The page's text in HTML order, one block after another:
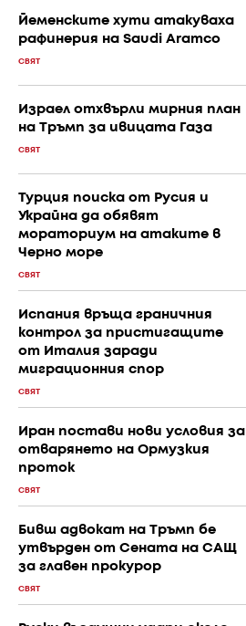
Йеменските хути атакуваха
рафинерия на Saudi Aramco
СВЯТ
Израел отхвърли мирния план
на Тръмп за ивицата Газа
СВЯТ
Турция поиска от Русия и
Украйна да обявят
мораториум на атаките в
Черно море
СВЯТ
Испания връща граничния
контрол за пристигащите
от Италия заради
миграционния спор
СВЯТ
Иран постави нови условия за
отварянето на Ормузкия
проток
СВЯТ
Бивш адвокат на Тръмп бе
утвърден от Сената на САЩ
за главен прокурор
СВЯТ